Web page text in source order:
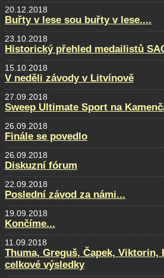
20.12.2018
Buřty v lese sou buřty v lese....
23.10.2018
Historický přehled medailistů
15.10.2018
V neděli závody v Litvínově
27.09.2018
Sweep Ultimate Sport na
26.09.2018
Finále se povedlo
26.09.2018
Diskuzní fórum
22.09.2018
Poslední závod za námi...
19.09.2018
Končíme...
11.09.2018
Thuma, Greguš, Čapek, Viktorin,
celkové výsledky